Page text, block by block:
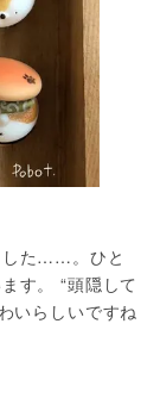
した……。ひと
す。 “頭隠して
いらしいですね